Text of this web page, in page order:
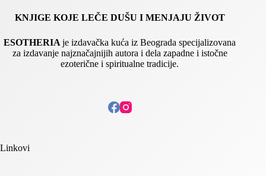
KNJIGE KOJE LEČE DUŠU I MENJAJU ŽIVOT
ESOTHERIAje izdavačka kuća iz Beograda specijalizovana
za izdavanje najznačajnijih autora i dela zapadne i istočne
ezoterične i spiritualne tradicije.
Linkovi